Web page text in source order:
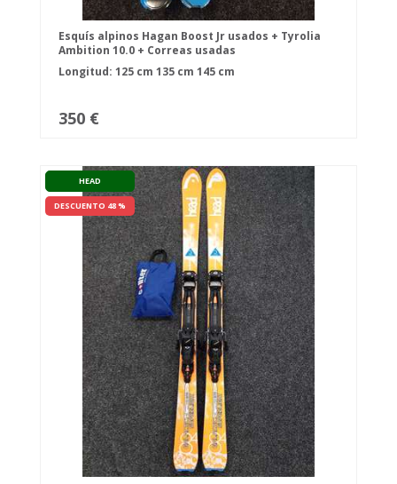
Esquís alpinos Hagan Boost Jr usados + Tyrolia
Ambition 10.0 + Correas usadas
Longitud: 125 cm 135 cm 145 cm
350 €
HEAD
DESCUENTO 48 %